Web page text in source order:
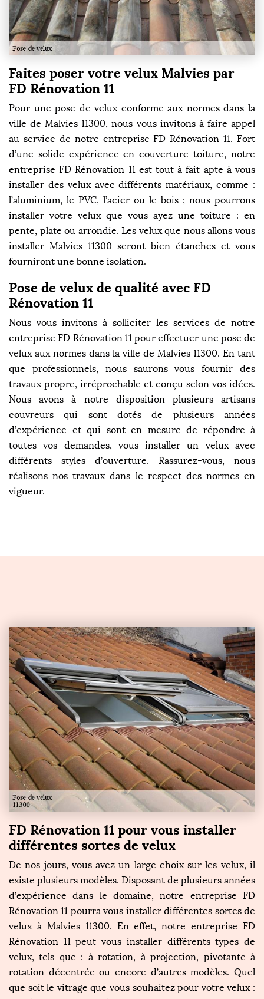
Faites poser votre velux Malvies par
FD Rénovation 11
Pour une pose de velux conforme aux normes dans la
ville de Malvies 11300, nous vous invitons à faire appel
au service de notre entreprise FD Rénovation 11. Fort
d’une solide expérience en couverture toiture, notre
entreprise FD Rénovation 11 est tout à fait apte à vous
installer des velux avec différents matériaux, comme :
l’aluminium, le PVC, l’acier ou le bois ; nous pourrons
installer votre velux que vous ayez une toiture : en
pente, plate ou arrondie. Les velux que nous allons vous
installer Malvies 11300 seront bien étanches et vous
fourniront une bonne isolation.
Pose de velux de qualité avec FD
Rénovation 11
Nous vous invitons à solliciter les services de notre
entreprise FD Rénovation 11 pour effectuer une pose de
velux aux normes dans la ville de Malvies 11300. En tant
que professionnels, nous saurons vous fournir des
travaux propre, irréprochable et conçu selon vos idées.
Nous avons à notre disposition plusieurs artisans
couvreurs qui sont dotés de plusieurs années
d’expérience et qui sont en mesure de répondre à
toutes vos demandes, vous installer un velux avec
différents styles d’ouverture. Rassurez-vous, nous
réalisons nos travaux dans le respect des normes en
vigueur.
FD Rénovation 11 pour vous installer
différentes sortes de velux
De nos jours, vous avez un large choix sur les velux, il
existe plusieurs modèles. Disposant de plusieurs années
d’expérience dans le domaine, notre entreprise FD
Rénovation 11 pourra vous installer différentes sortes de
velux à Malvies 11300. En effet, notre entreprise FD
Rénovation 11 peut vous installer différents types de
velux, tels que : à rotation, à projection, pivotante à
rotation décentrée ou encore d’autres modèles. Quel
que soit le vitrage que vous souhaitez pour votre velux :